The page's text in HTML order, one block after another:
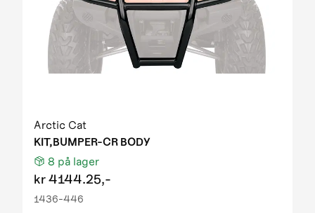
Arctic Cat
KIT,BUMPER-CR BODY
8 på lager
kr4144.25,-
1436-446